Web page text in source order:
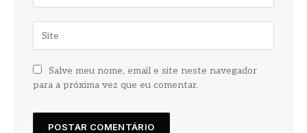
Salve meu nome, email e site neste navegador
para a próxima vez que eu comentar.